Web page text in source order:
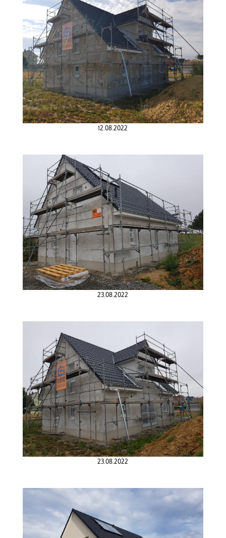
12.08.2022
23.08.2022
23.08.2022